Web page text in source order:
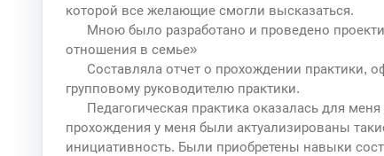
которой все желающие смогли высказаться.
Мною было разработано и проведено
отношения в семье»
Составляла отчет о прохождении практики,
групповому руководителю практики.
Педагогическая практика оказалась для
прохождения у меня были актуализированы
инициативность. Были приобретены навыки